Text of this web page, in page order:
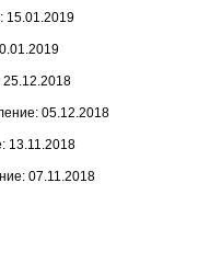
15.01.2019
05.12.2018
13.11.2018
07.11.2018